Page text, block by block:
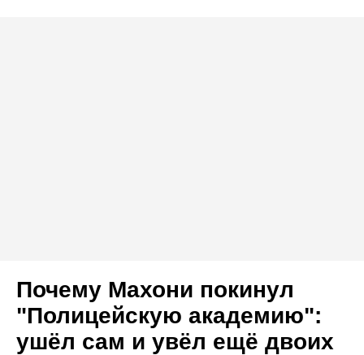
Почему Махони покинул
"Полицейскую академию":
ушёл сам и увёл ещё двоих